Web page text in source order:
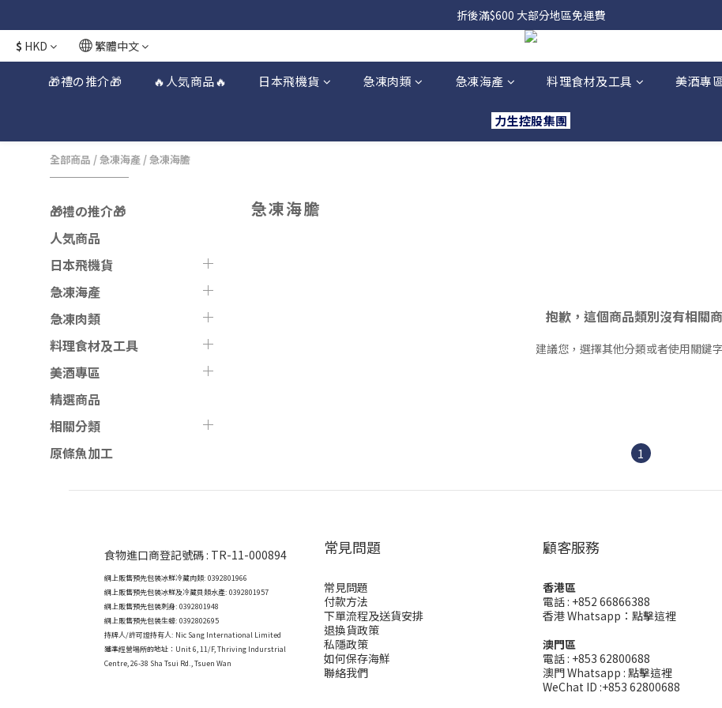
日本接近假期，貨源較不穩定；如想在 8 月 11 日至 8 月 15 日收貨，請務必於 8 月 10
折後滿$600 大部分地區免運費
日本接近假期，貨源較不穩定；如想在 8 月 11 日至 8 月 15 日收貨，請務必於 8 月 10
$ HKD 繁體中文
🎁禮の推介🎁 🔥人気商品🔥 日本飛機貨 急凍肉類 急凍海產 料理食材及工具 美酒專
力生控股集團
全部商品 /急凍海產 /急凍海膽
🎁禮の推介🎁
人気商品
日本飛機貨
急凍海產
急凍肉類
料理食材及工具
美酒專區
精選商品
相關分類
原條魚加工
急凍海膽
抱歉，這個商品類別沒有相關
建議您，選擇其他分類或者使用關鍵
1
食物進口商登記號碼 : TR-11-000894
網上販售預先包裝冰鮮冷藏肉類: 0392801966
網上販售預先包裝冰鮮及冷藏貝類水產: 0392801957
網上販售預先包裝刺身: 0392801948
網上販售預先包裝生蠔: 0392802695
持牌人/許可證持有人: Nic Sang International Limited
獲準經營場所的地址： Unit 6, 11/F, Thriving Indurstrial
Centre, 26-38 Sha Tsui Rd., Tsuen Wan
常見問題
常見問題
付款方法
下單流程及送貨安排
退換貨政策
私隱政策
如何保存海鮮
聯絡我們
顧客服務
香港區
電話 : +852 66866388
香港 Whatsapp： 點擊這裡
澳門區
電話 : +853 62800688
澳門 Whatsapp : 點擊這裡
WeChat ID :+853 62800688